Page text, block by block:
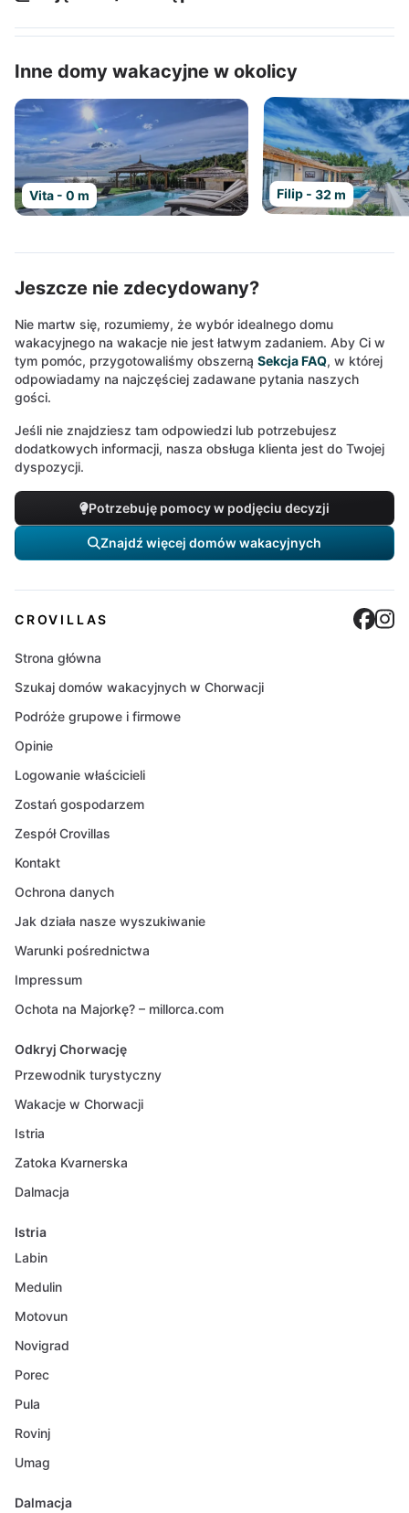
Inne domy wakacyjne w okolicy
Vita - 0 m Filip - 32 m
Jeszcze nie zdecydowany?
Nie martw się, rozumiemy, że wybór idealnego domu
wakacyjnego na wakacje nie jest łatwym zadaniem. Aby Ci w
tym pomóc, przygotowaliśmy obszerną Sekcja FAQ, w której
odpowiadamy na najczęściej zadawane pytania naszych
gości.
Jeśli nie znajdziesz tam odpowiedzi lub potrzebujesz
dodatkowych informacji, nasza obsługa klienta jest do Twojej
dyspozycji.
Potrzebuję pomocy w podjęciu decyzji
Znajdź więcej domów wakacyjnych
CROVILLAS
Strona główna
Szukaj domów wakacyjnych w Chorwacji
Podróże grupowe i firmowe
Opinie
Logowanie właścicieli
Zostań gospodarzem
Zespół Crovillas
Kontakt
Ochrona danych
Jak działa nasze wyszukiwanie
Warunki pośrednictwa
Impressum
Ochota na Majorkę? – millorca.com
Odkryj Chorwację
Przewodnik turystyczny
Wakacje w Chorwacji
Istria
Zatoka Kvarnerska
Dalmacja
Istria
Labin
Medulin
Motovun
Novigrad
Porec
Pula
Rovinj
Umag
Dalmacja